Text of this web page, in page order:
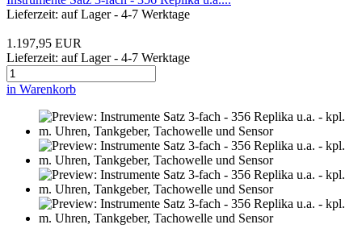
Lieferzeit: auf Lager - 4-7 Werktage
1.197,95 EUR
Lieferzeit: auf Lager - 4-7 Werktage
in Warenkorb